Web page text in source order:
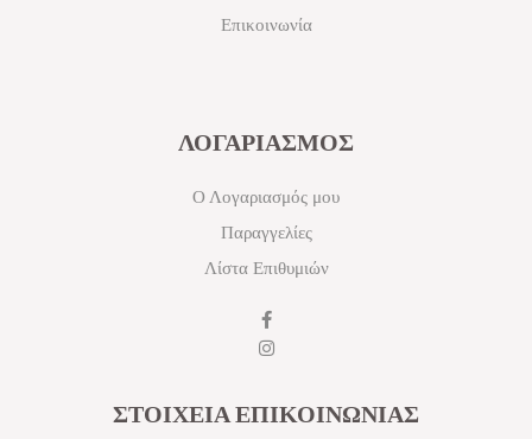
Επικοινωνία
ΛΟΓΑΡΙΑΣΜΟΣ
Ο Λογαριασμός μου
Παραγγελίες
Λίστα Επιθυμιών
ΣΤΟΙΧΕΙΑ ΕΠΙΚΟΙΝΩΝΙΑΣ